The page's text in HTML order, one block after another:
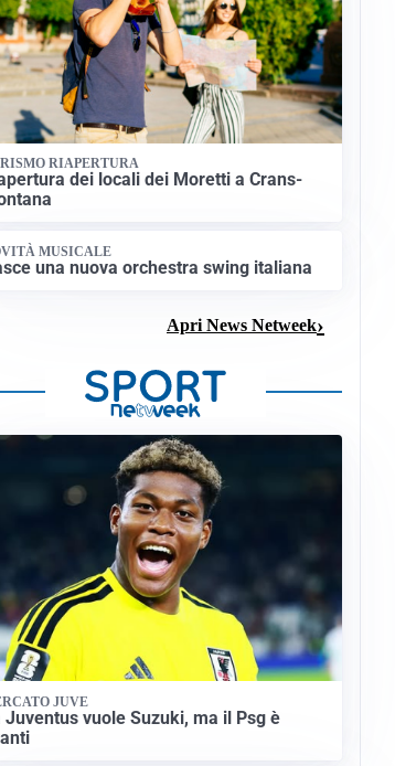
RIAPERTURA
dei locali dei Moretti a Crans-
MUSICALE
una nuova orchestra swing italiana
Apri News Netweek
JUVE
Juventus vuole Suzuki, ma il Psg è